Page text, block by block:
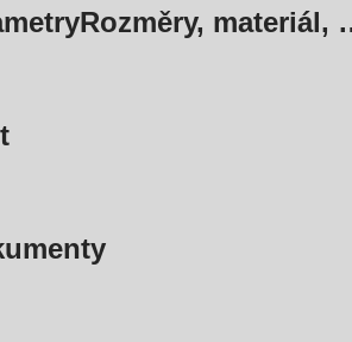
Rozměry, materiál,